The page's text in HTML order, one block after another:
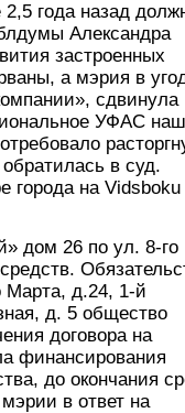
года назад
Александра
застроенных
а мэрия в
сдвинула
УФАС
в суд.
города на Vidsboku
дом 26 по ул. 8-го
Марта, д.24, 1-й
д. 5 общество
договора на
финансирования
до окончания
в ответ на